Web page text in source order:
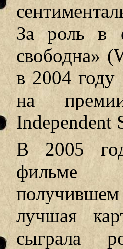
За роль в
свободна»
в 2004 году
на
Independent
В 2005
фильме
лучшая
сыграла